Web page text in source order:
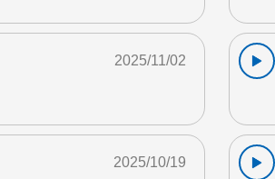
2025/11/02
2025/10/19